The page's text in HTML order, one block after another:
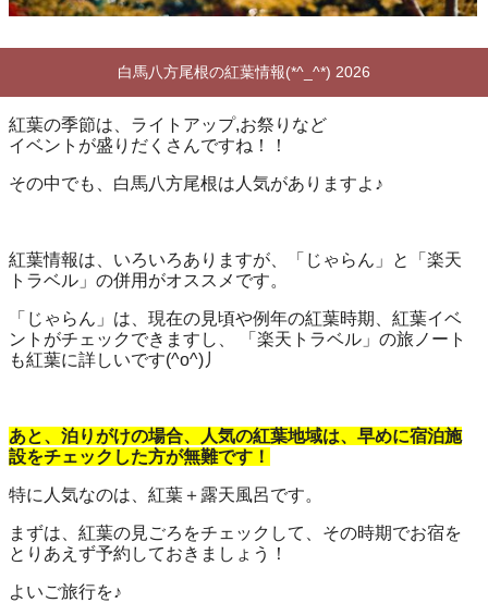
白馬八方尾根の紅葉情報(*^_^*) 2026
紅葉の季節は、ライトアップ,お祭りなど
イベントが盛りだくさんですね！！
その中でも、白馬八方尾根は人気がありますよ♪
紅葉情報は、いろいろありますが、「じゃらん」と「楽天
トラベル」の併用がオススメです。
「じゃらん」は、現在の見頃や例年の紅葉時期、紅葉イベ
ントがチェックできますし、 「楽天トラベル」の旅ノート
も紅葉に詳しいです(^o^)丿
あと、泊りがけの場合、人気の紅葉地域は、早めに宿泊施
設をチェックした方が無難です！
特に人気なのは、紅葉＋露天風呂です。
まずは、紅葉の見ごろをチェックして、その時期でお宿を
とりあえず予約しておきましょう！
よいご旅行を♪